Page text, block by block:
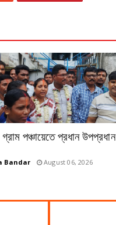
পঞ্চায়েতে প্রধান উপপ্রধান
Bandar August 06, 2026